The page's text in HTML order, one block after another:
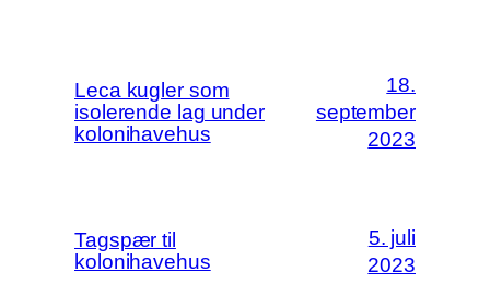
Leca kugler som
isolerende lag under
kolonihavehus
18.
september
2023
Tagspær til
kolonihavehus
5. juli
2023